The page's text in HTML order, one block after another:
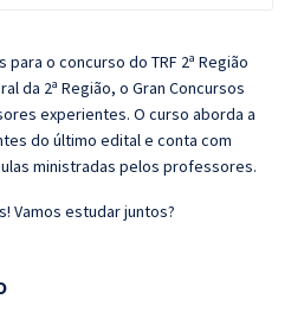
o concurso do TRF 2ª Região
da 2ª Região, o Gran Concursos
experientes. O curso aborda a
do último edital e conta com
ministradas pelos professores.
Vamos estudar juntos?